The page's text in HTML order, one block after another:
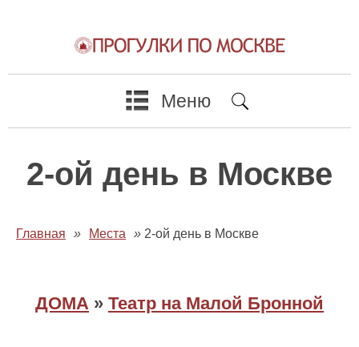
Меню
2-ой день в Москве
Главная » Места » 2-ой день в Москве
ДОМА » Театр на Малой Бронной